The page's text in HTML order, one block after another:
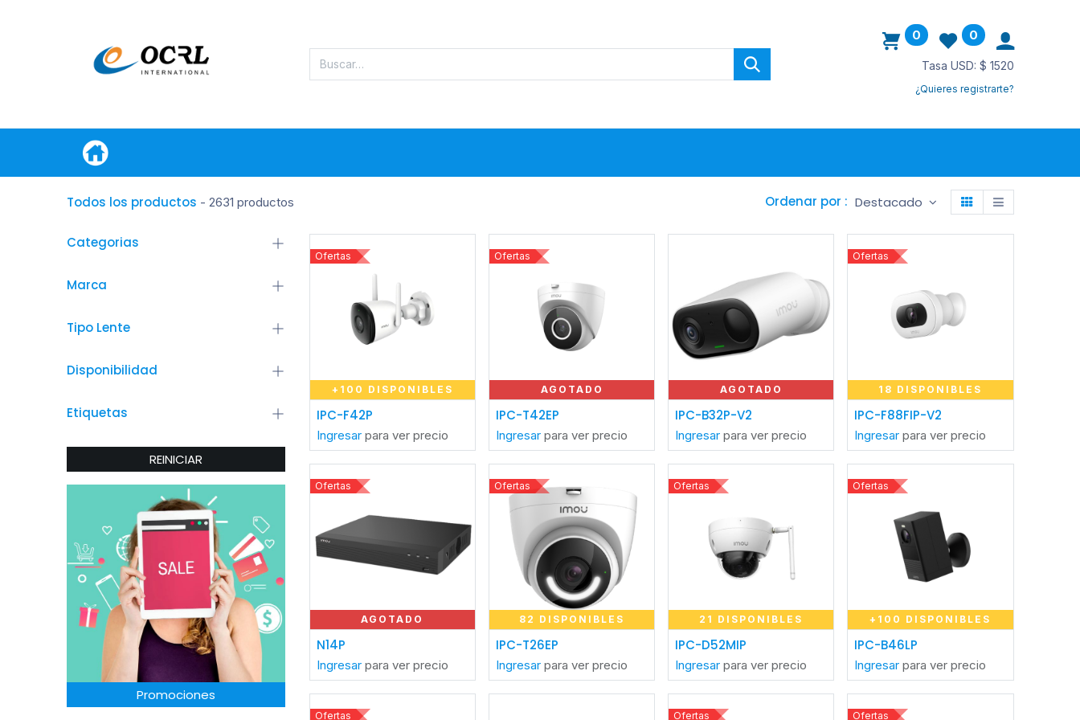
0 0
Tasa USD: $ 1520
¿Quieres registrarte?
Todos los productos - 2631 productos Ordenar por : Destacado
Categorias
Marca
Tipo Lente
Disponibilidad
Etiquetas
REINICIAR
Promociones
Ofertas
+100 DISPONIBLES
Añadir al carrito
IPC-F42P
Ingresar para ver precio
Ofertas
AGOTADO
IPC-T42EP
Ingresar para ver precio
AGOTADO
IPC-B32P-V2
Ingresar para ver precio
Ofertas
18 DISPONIBLES
Añadir al carrito
IPC-F88FIP-V2
Ingresar para ver precio
Ofertas
AGOTADO
N14P
Ingresar para ver precio
Ofertas
82 DISPONIBLES
Añadir al carrito
IPC-T26EP
Ingresar para ver precio
Ofertas
21 DISPONIBLES
Añadir al carrito
IPC-D52MIP
Ingresar para ver precio
Ofertas
+100 DISPONIBLES
Añadir al carrito
IPC-B46LP
Ingresar para ver precio
Ofertas Ofertas Ofertas